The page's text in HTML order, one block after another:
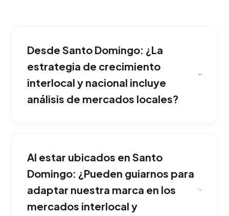
Desde Santo Domingo: ¿La
estrategia de crecimiento
interlocal y nacional incluye
análisis de mercados locales?
analizamos a los competidores locales de ese
país y desplegamos infraestructuras digitales
para vender sin barreras fronterizas. Ideal para
potenciar y consolidar tu presencia en Santo
Domingo.
Al estar ubicados en Santo
Domingo: ¿Pueden guiarnos para
adaptar nuestra marca en los
mercados interlocal y